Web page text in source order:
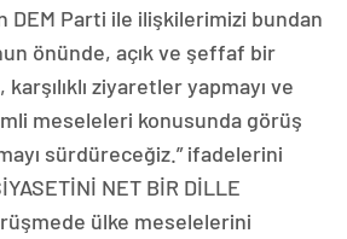
DEM Parti ile ilişkilerimizi bundan
önünde, açık ve şeffaf bir
ziyaretler yapmayı ve
meseleleri konusunda görüş
sürdüreceğiz.” ifadelerini
NET BİR DİLLE
ülke meselelerini